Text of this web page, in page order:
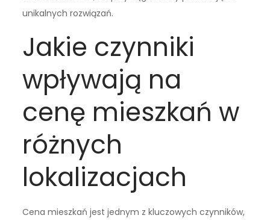
unikalnych rozwiązań.
Jakie czynniki
wpływają na
cenę mieszkań w
różnych
lokalizacjach
Cena mieszkań jest jednym z kluczowych czynników,